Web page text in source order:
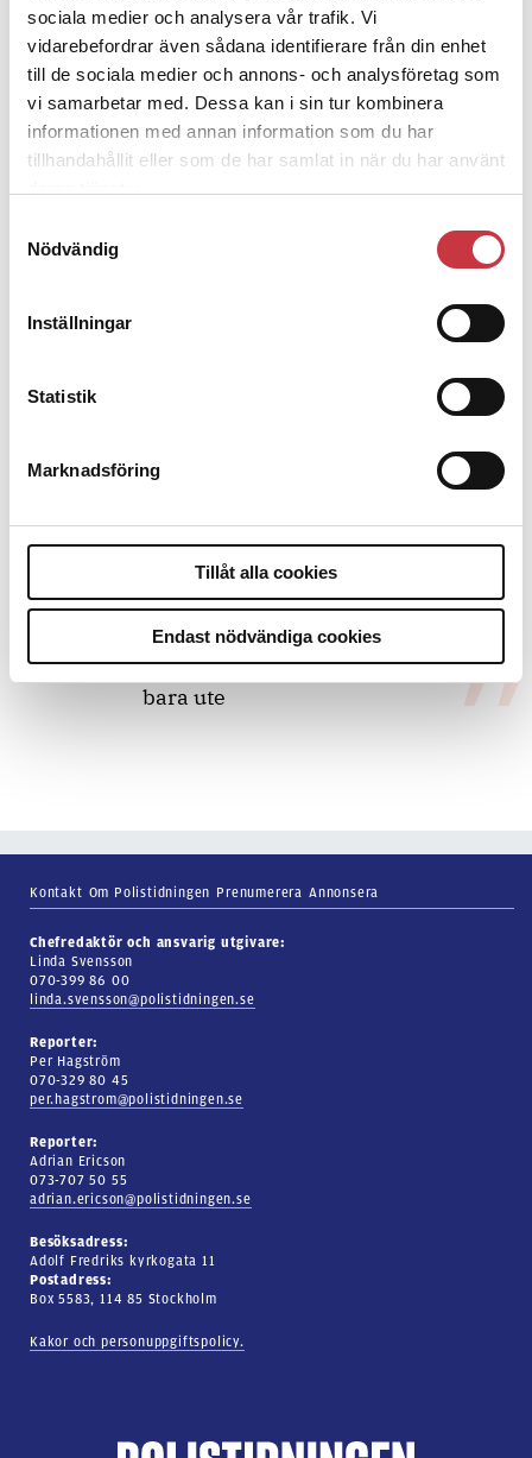
sociala medier och analysera vår trafik. Vi
vidarebefordrar även sådana identifierare från din enhet
till de sociala medier och annons- och analysföretag som
vi samarbetar med. Dessa kan i sin tur kombinera
informationen med annan information som du har
tillhandahållit eller som de har samlat in när du har använt
Nödvändig
Inställningar
Statistik
Marknadsföring
Tillåt alla cookies
Endast nödvändiga cookies
Debatt
9 juli 2026
Det är inte evidenskrav som
Debatt:Med för höga krav på evidens
kan polisen inte göra något alls
15 juni 2026
Mats Johansson:Poliser behövs inte
bara ute
Kontakt Om Polistidningen Prenumerera Annonsera
Chefredaktör och ansvarig utgivare:
Linda Svensson
070-399 86 00
linda.svensson@polistidningen.se
Reporter:
Per Hagström
070-329 80 45
per.hagstrom@polistidningen.se
Reporter:
Adrian Ericson
073-707 50 55
adrian.ericson@polistidningen.se
Besöksadress:
Adolf Fredriks kyrkogata 11
Postadress:
Box 5583, 114 85 Stockholm
Kakor och personuppgiftspolicy.